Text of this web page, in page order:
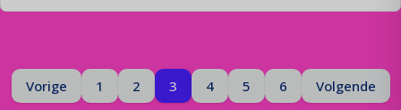
Vorige
Pagina 1 2 Je bent op pagina
3 4 5 6 Volgende
Pagina